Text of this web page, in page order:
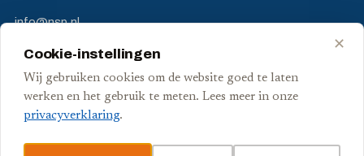
info@nsp.nl
2595 BM Den Haag
✕
Cookie-instellingen
Wij gebruiken cookies om de website goed te laten
werken en het gebruik te meten. Lees meer in onze
privacyverklaring.